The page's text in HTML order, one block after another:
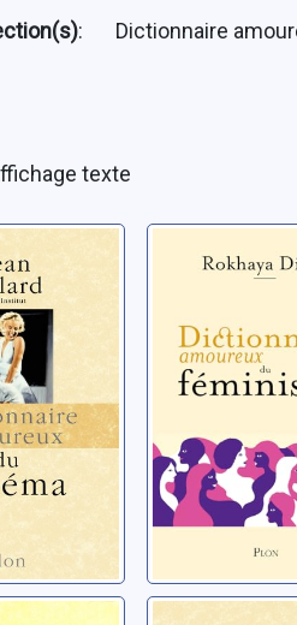
: Dictionnaire
texte
du
amoureux
féminisme
Diallo, Rokhaya